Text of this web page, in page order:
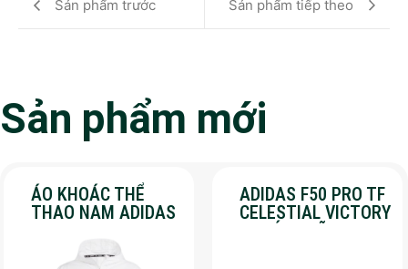
Sản phẩm trước Sản phẩm tiếp theo
Sản phẩm mới
ÁO KHOÁC THỂ
THAO NAM ADIDAS
MÀU TRẮNG
ADIDAS F50 PRO TF
CELESTIAL VICTORY
– CHÍNH HÃNG –